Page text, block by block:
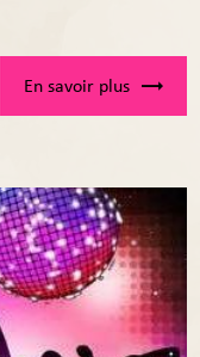
En savoir plus